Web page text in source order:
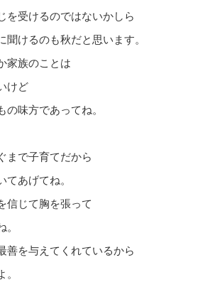
を受けるのではないかしら
聞けるのも秋だと思います。
家族のことは
けど
の味方であってね。
まで子育てだから
てあげてね。
信じて胸を張って
善を与えてくれているから